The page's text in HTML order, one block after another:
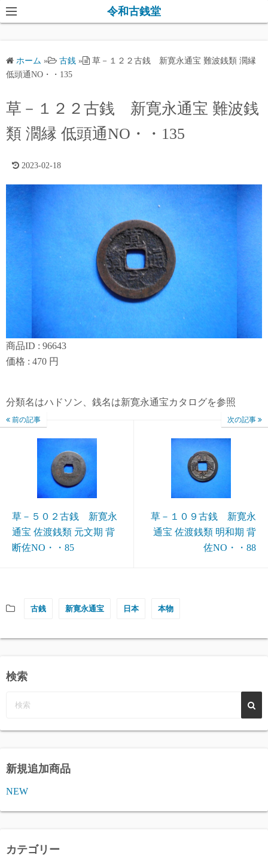
コ
ン
ツ
ス
キ
ッ
令和古銭堂
ホーム » 古銭 »
草－１２２古銭 新寛永通宝 難波銭類 濶縁
低頭通NO・・135
草－１２２古銭 新寛永通宝 難波銭
類 濶縁 低頭通NO・・135
2023-02-18
商品ID : 96643
価格 : 470 円
分類名はハドソン、銭名は新寛永通宝カタログを参照
前の記事
草－５０２古銭 新寛永
通宝 佐渡銭類 元文期 背
断佐NO・・85
次の記事
草－１０９古銭 新寛永
通宝 佐渡銭類 明和期 背
佐NO・・88
古銭 新寛永通宝 日本 本物
検索
新規追加商品
NEW
カテゴリー